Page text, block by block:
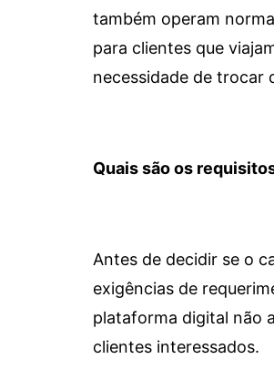
também operam
para clientes que
necessidade de trocar
Quais são os
Antes de decidir se o
exigências de
plataforma digital não
clientes interessados.